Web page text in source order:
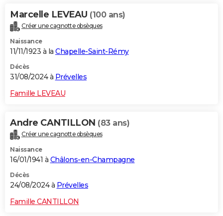
Carte de Noël
Carte Bonne année
Carte Saint-Valentin
Carte Pâques
Carte d'anniversaire
DICTIONNAIRE
Dictionnaire
Biographies
Citations
Expressions
Proverbes
PROGRAMME TV
S'inscrire
Se connecter
Lycées
Collèges
Primaires
Universités
Entreprises
Service militaire
Avis de recherche
AVIS DE DÉCÈS
FORUM
Bricolage
Lifestyle
Culture
Television
Voyage
Marcelle LEVEAU (100 ans)
Créer une cagnotte obsèques
Naissance
11/11/1923 à la Chapelle-Saint-Rémy
Décès
31/08/2024 à Prévelles
Famille LEVEAU
Andre CANTILLON (83 ans)
Créer une cagnotte obsèques
Naissance
16/01/1941 à Châlons-en-Champagne
Décès
24/08/2024 à Prévelles
Famille CANTILLON